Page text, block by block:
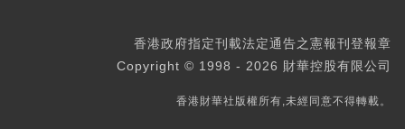
香港政府指定刊載法定通告之憲報刊登報章
Copyright © 1998 - 2026 財華控股有限公司
香港財華社版權所有,未經同意不得轉載。